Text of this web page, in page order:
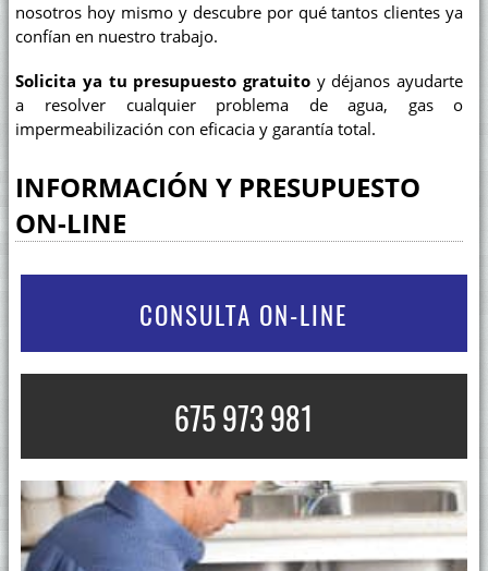
nosotros hoy mismo y descubre por qué tantos clientes ya
confían en nuestro trabajo.
Solicita ya tu presupuesto gratuito y déjanos ayudarte
a resolver cualquier problema de agua, gas o
impermeabilización con eficacia y garantía total.
INFORMACIÓN Y PRESUPUESTO
ON-LINE
CONSULTA ON-LINE
675 973 981